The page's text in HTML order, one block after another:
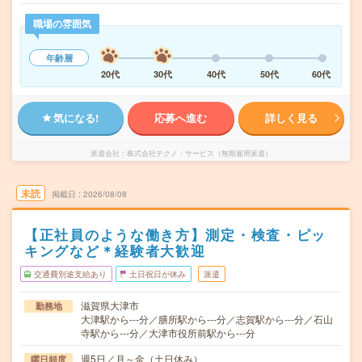
職場の雰囲気
年齢層
20代
30代 40代 50代 60代
気になる! 応募へ進む 詳しく見る
派遣会社 株式会社テクノ・サービス（無期雇用派遣）
未読 掲載日 2026/08/08
【正社員のような働き方】測定・検査・ピッ
キングなど＊経験者大歓迎
交通費別途支給あり 土日祝日が休み 派遣
勤務地
滋賀県大津市
大津駅から---分／膳所駅から---分／志賀駅から---分／石山
寺駅から---分／大津市役所前駅から---分
曜日頻度 週5日／月～金（土日休み）